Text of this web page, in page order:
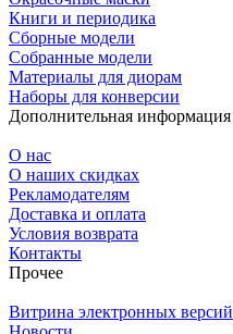
Книги и периодика
Сборные модели
Собранные модели
Материалы для диорам
Наборы для конверсии
Дополнительная информация
О нас
О наших скидках
Рекламодателям
Доставка и оплата
Условия возврата
Контакты
Прочее
Витрина электронных версий